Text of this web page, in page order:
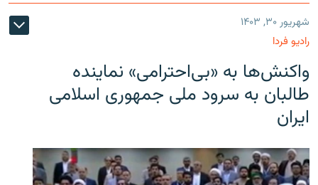
شهریور ۳۰, ۱۴۰۳
رادیو فردا
واکنش‌ها به «بی‌احترامی» نماینده
طالبان به سرود ملی جمهوری اسلامی
ایران